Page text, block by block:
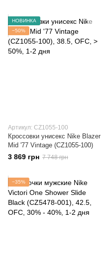
НОВИНКА
−50%
Артикул: CZ1055-100
Кроссовки унисекс Nike Blazer
Mid '77 Vintage (CZ1055-100)
3 869 грн 7 748 грн
−35%